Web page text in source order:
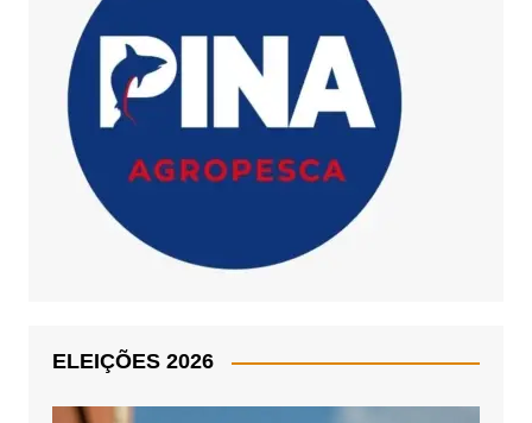
ELEIÇÕES 2026